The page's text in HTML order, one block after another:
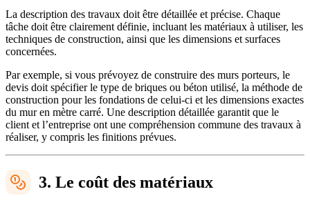
La description des travaux doit être détaillée et précise. Chaque
tâche doit être clairement définie, incluant les matériaux à utiliser, les
techniques de construction, ainsi que les dimensions et surfaces
concernées.
Par exemple, si vous prévoyez de construire des murs porteurs, le
devis doit spécifier le type de briques ou béton utilisé, la méthode de
construction pour les fondations de celui-ci et les dimensions exactes
du mur en mètre carré. Une description détaillée garantit que le
client et l’entreprise ont une compréhension commune des travaux à
réaliser, y compris les finitions prévues.
3. Le coût des matériaux